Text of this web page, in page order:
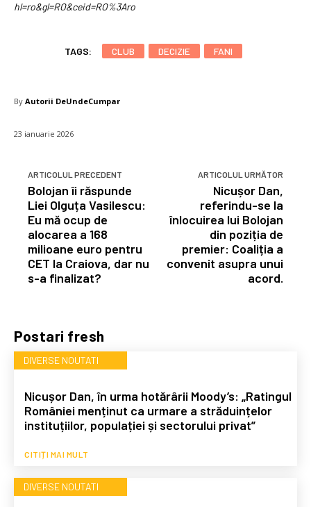
Postari fresh
DIVERSE NOUTATI
Nicușor Dan, în urma hotărârii Moody’s: „Ratingul
României menținut ca urmare a străduințelor
instituțiilor, populației și sectorului privat”
CITIȚI MAI MULT
DIVERSE NOUTATI
hl=ro&gl=RO&ceid=RO%3Aro
TAGS: CLUB DECIZIE FANI
By Autorii DeUndeCumpar
23 ianuarie 2026
ARTICOLUL PRECEDENT
Bolojan îi răspunde
Liei Olguța Vasilescu:
Eu mă ocup de
alocarea a 168
milioane euro pentru
CET la Craiova, dar nu
s-a finalizat?
ARTICOLUL URMĂTOR
Nicușor Dan,
referindu-se la
înlocuirea lui Bolojan
din poziția de
premier: Coaliția a
convenit asupra unui
acord.